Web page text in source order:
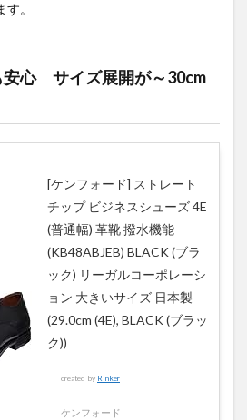
。
安心 サイズ展開が～30cm
[ケンフォード] ストレート
チップ ビジネスシューズ 4E
(普通幅) 革靴 撥水機能
(KB48ABJEB) BLACK (ブラ
ック) リーガルコーポレーシ
ョン 大きいサイズ 日本製
(29.0cm (4E), BLACK (ブラッ
ク))
created by Rinker
ケンフォード